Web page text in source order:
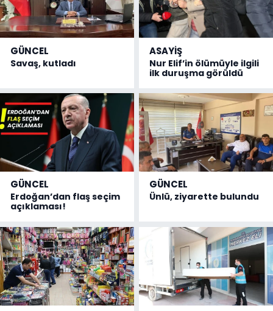
GÜNCEL
Savaş, kutladı
ASAYİŞ
Nur Elif’in ölümüyle ilgili
ilk duruşma görüldü
GÜNCEL
Erdoğan’dan flaş seçim
açıklaması!
GÜNCEL
Ünlü, ziyarette bulundu